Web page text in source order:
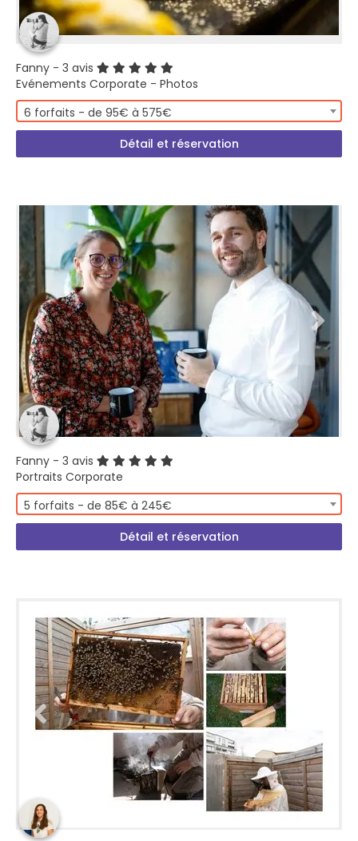
Fanny - 3 avis
Evénements Corporate - Photos
6 forfaits - de 95€ à 575€
Détail et réservation
Fanny - 3 avis
Portraits Corporate
5 forfaits - de 85€ à 245€
Détail et réservation